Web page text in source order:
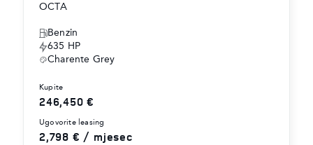
OCTA
Benzin
635 HP
Charente Grey
kupite
246,450 €
ugovorite leasing
2,798 € / mjesec